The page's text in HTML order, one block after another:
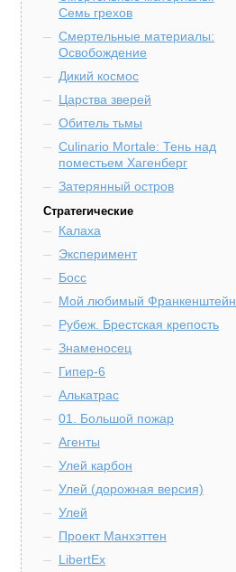
Семь грехов
Смертельные материалы:
Освобождение
Дикий космос
Царства зверей
Обитель тьмы
Culinario Mortale: Тень над
поместьем Хагенберг
Затерянный остров
Стратегические
Калаха
Эксперимент
Босс
Мой любимый Франкенштейн
Рубеж. Брестская крепость
Знаменосец
Гипер-6
Алькатрас
01. Большой пожар
Агенты
Улей карбон
Улей (дорожная версия)
Улей
Проект Манхэттен
LibertEx